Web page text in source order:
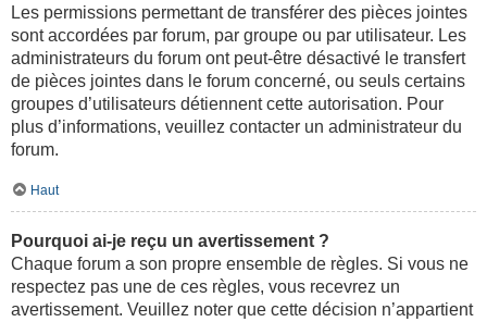
Les permissions permettant de transférer des pièces jointes
sont accordées par forum, par groupe ou par utilisateur. Les
administrateurs du forum ont peut-être désactivé le transfert
de pièces jointes dans le forum concerné, ou seuls certains
groupes d’utilisateurs détiennent cette autorisation. Pour
plus d’informations, veuillez contacter un administrateur du
forum.
Haut
Pourquoi ai-je reçu un avertissement ?
Chaque forum a son propre ensemble de règles. Si vous ne
respectez pas une de ces règles, vous recevrez un
avertissement. Veuillez noter que cette décision n’appartient